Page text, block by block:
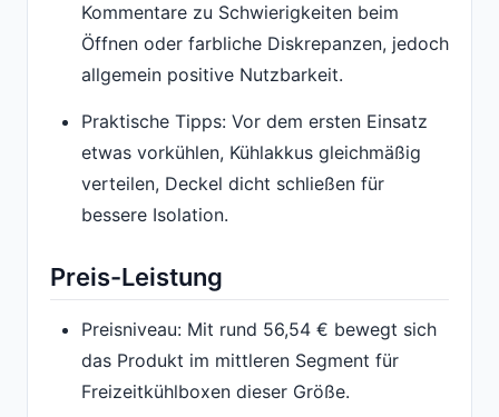
Kommentare zu Schwierigkeiten beim
Öffnen oder farbliche Diskrepanzen, jedoch
allgemein positive Nutzbarkeit.
Praktische Tipps: Vor dem ersten Einsatz
etwas vorkühlen, Kühlakkus gleichmäßig
verteilen, Deckel dicht schließen für
bessere Isolation.
Preis-Leistung
Preisniveau: Mit rund 56,54 € bewegt sich
das Produkt im mittleren Segment für
Freizeitkühlboxen dieser Größe.